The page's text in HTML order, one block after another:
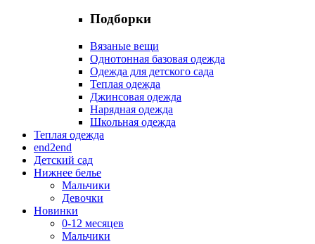
Подборки
Вязаные вещи
Однотонная базовая одежда
Одежда для детского сада
Теплая одежда
Джинсовая одежда
Нарядная одежда
Школьная одежда
Теплая одежда
end2end
Детский сад
Нижнее белье
Мальчики
Девочки
Новинки
0-12 месяцев
Мальчики